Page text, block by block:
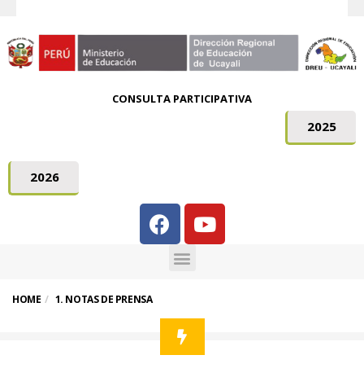
CONSULTA PARTICIPATIVA
2025
2026
HOME 1. NOTAS DE PRENSA